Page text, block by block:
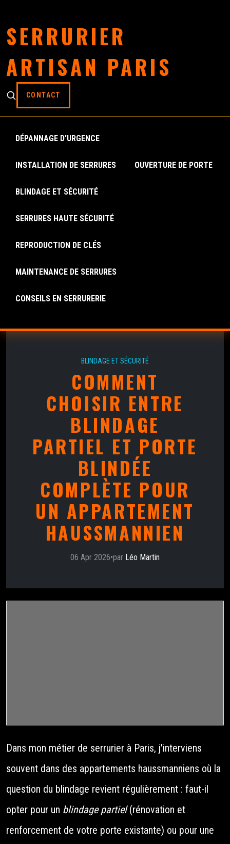
SERRURIER
ARTISAN PARIS
CONTACT
DÉPANNAGE D'URGENCE
INSTALLATION DE SERRURES OUVERTURE DE PORTE
BLINDAGE ET SÉCURITÉ
SERRURES HAUTE SÉCURITÉ
REPRODUCTION DE CLÉS
MAINTENANCE DE SERRURES
CONSEILS EN SERRURERIE
BLINDAGE ET SÉCURITÉ
COMMENT
CHOISIR ENTRE
BLINDAGE
PARTIEL ET PORTE
BLINDÉE
COMPLÈTE POUR
UN APPARTEMENT
HAUSSMANNIEN
06 Apr 2026•par Léo Martin
Dans mon métier de serrurier à Paris, j'interviens
souvent dans des appartements haussmanniens où la
question du blindage revient régulièrement : faut-il
opter pour un blindage partiel(rénovation et
renforcement de votre porte existante) ou pour une